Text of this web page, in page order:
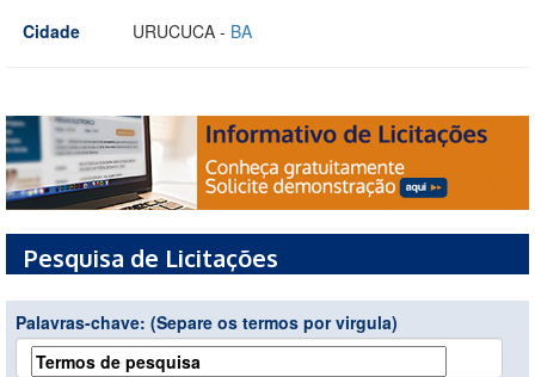
Cidade URUCUCA - BA
Pesquisa de Licitações
Palavras-chave: (Separe os termos por virgula)